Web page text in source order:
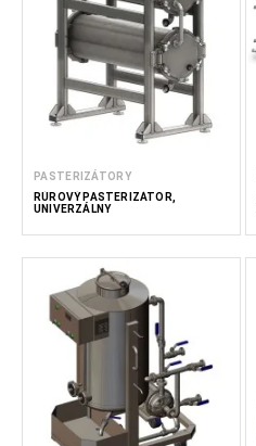
PASTERIZÁTORY
RÚROVÝ PASTERIZÁTOR,
UNIVERZÁLNY